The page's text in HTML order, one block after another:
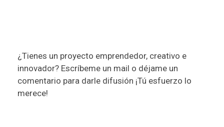
¿Tienes un proyecto emprendedor, creativo e
innovador? Escríbeme un mail o déjame un
comentario para darle difusión ¡Tú esfuerzo lo
merece!